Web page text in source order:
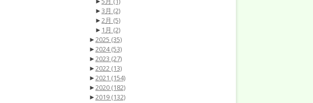
►3月 (2)
►2月 (5)
► 1月 (2)
►2025 (35)
►2024(53)
►2023 (27)
►2022 (13)
►2021 (154)
►2020 (182)
►2019 (132)